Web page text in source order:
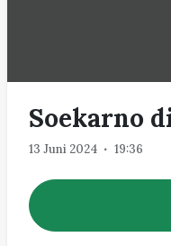
Soekarno
13 Juni 2024 19:36